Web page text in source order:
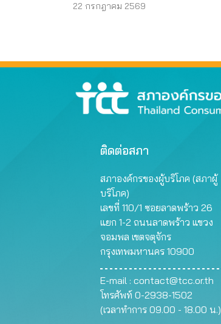
22 กรกฎาคม 2569
ติดต่อสภา
สภาองค์กรของผู้บริโภค (สภาผู้
บริโภค)
เลขที่ 110/1 ซอยลาดพร้าว 26
แยก 1-2 ถนนลาดพร้าว แขวง
จอมพล เขตจตุจักร
กรุงเทพมหานคร 10900
E-mail : contact@tcc.or.th
โทรศัพท์ 0-2938-1502
(เวลาทำการ 09.00 - 18.00 น.)